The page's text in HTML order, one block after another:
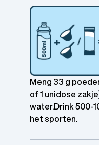
Meng 33 g
of 1 unidose
water.Drink 500-
het sporten.